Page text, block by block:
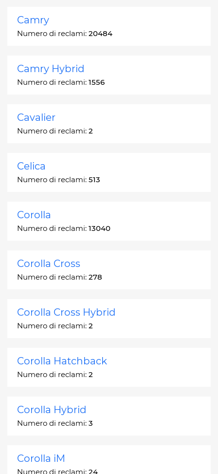
Camry
Numero di reclami: 20484
Camry Hybrid
Numero di reclami: 1556
Cavalier
Numero di reclami: 2
Celica
Numero di reclami: 513
Corolla
Numero di reclami: 13040
Corolla Cross
Numero di reclami: 278
Corolla Cross Hybrid
Numero di reclami: 2
Corolla Hatchback
Numero di reclami: 2
Corolla Hybrid
Numero di reclami: 3
Corolla iM
Numero di reclami: 24